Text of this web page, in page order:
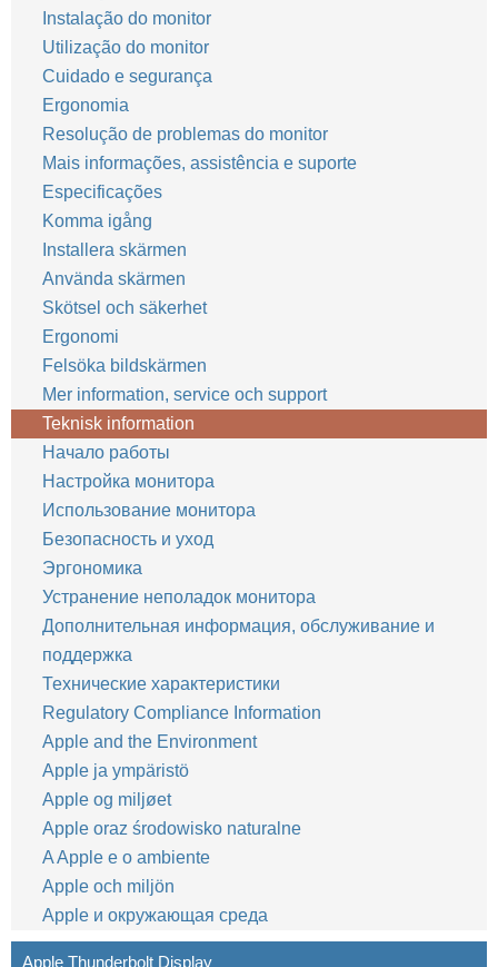
Instalação do monitor
Utilização do monitor
Cuidado e segurança
Ergonomia
Resolução de problemas do monitor
Mais informações, assistência e suporte
Especificações
Komma igång
Installera skärmen
Använda skärmen
Skötsel och säkerhet
Ergonomi
Felsöka bildskärmen
Mer information, service och support
Teknisk information
Начало работы
Настройка монитора
Использование монитора
Безопасность и уход
Эргономика
Устранение неполадок монитора
Дополнительная информация, обслуживание и
поддержка
Технические характеристики
Regulatory Compliance Information
Apple and the Environment
Apple ja ympäristö
Apple og miljøet
Apple oraz środowisko naturalne
A Apple e o ambiente
Apple och miljön
Apple и окружающая среда
Apple Thunderbolt Display